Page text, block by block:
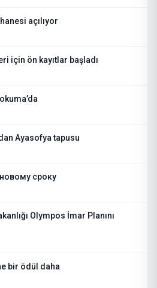
açılıyor
için ön kayıtlar başladı
Ayasofya tapusu
сроку
Olympos İmar Planını
bir ödül daha